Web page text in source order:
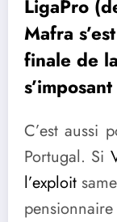
LigaPro
Mafra
finale de
C’est aussi
Portugal. Si
l’exploit